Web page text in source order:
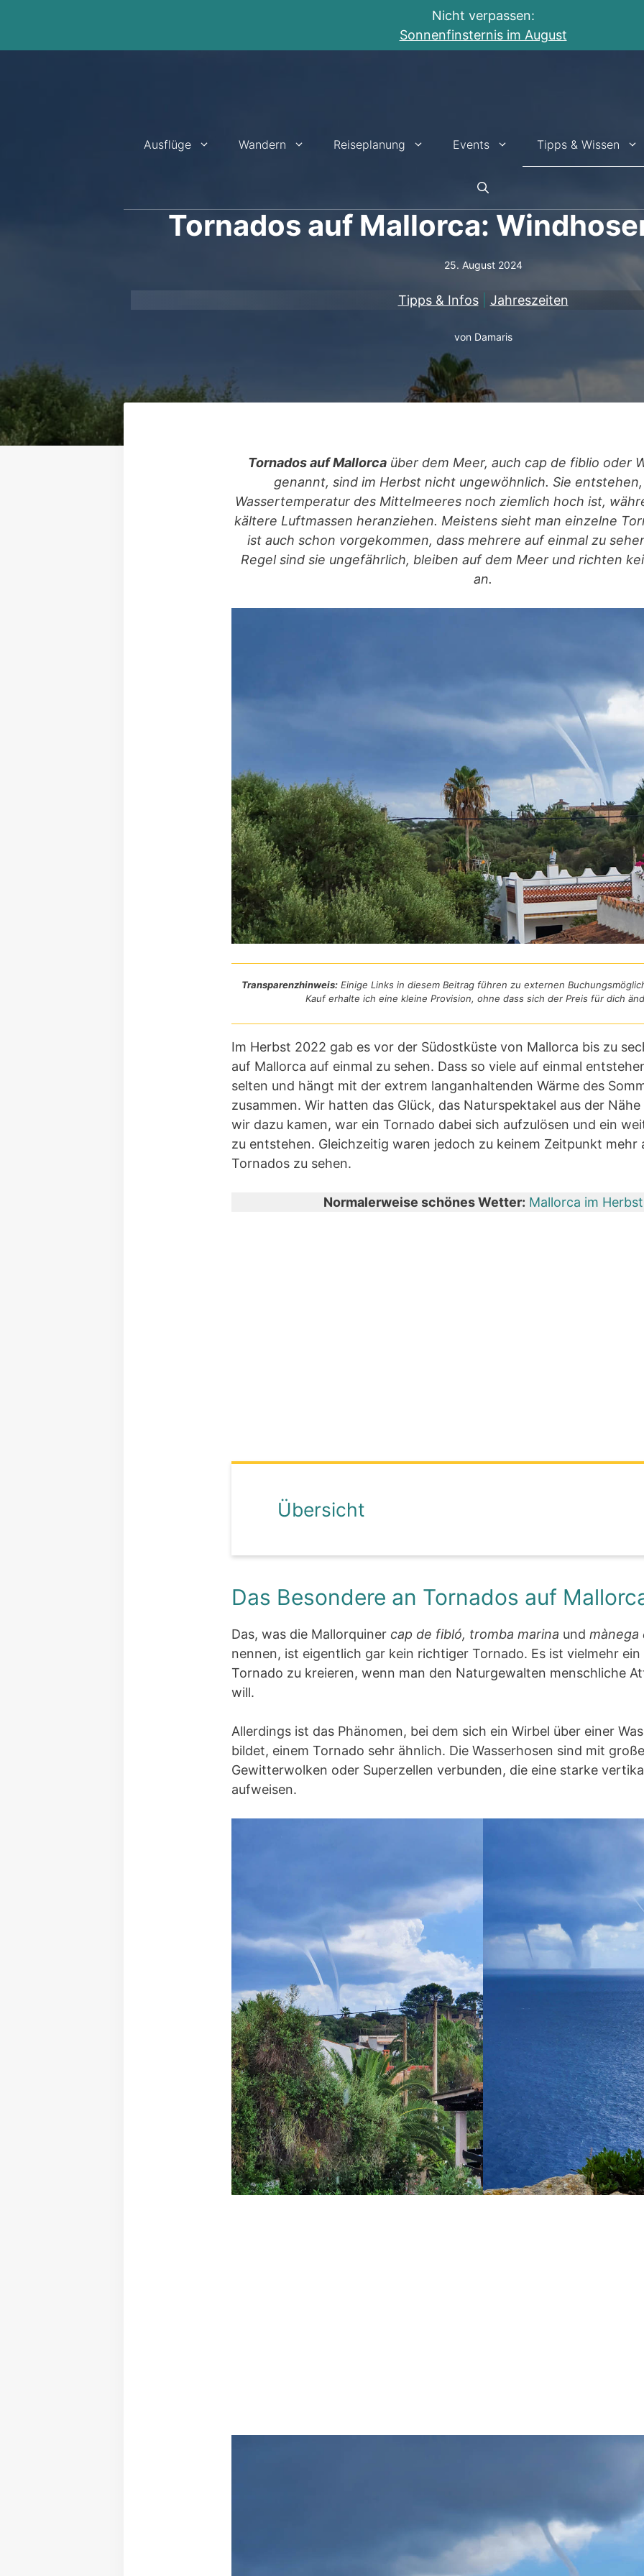
Nicht verpassen:
Sonnenfinsternis im August
Ausflüge Wandern Reiseplanung Events Tipps & Wissen
Tornados auf Mallorca:
25. August 2024
Tipps & Infos| Jahreszeiten
von Damaris
Tornados auf Mallorca über dem Meer, auch cap de fiblio oder
genannt, sind im Herbst nicht ungewöhnlich. Sie
Wassertemperatur des Mittelmeeres noch ziemlich hoch ist,
kältere Luftmassen heranziehen. Meistens sieht man einzelne
ist auch schon vorgekommen, dass mehrere auf einmal zu
Regel sind sie ungefährlich, bleiben auf dem Meer und richten
an.
Transparenzhinweis: Einige Links in diesem Beitrag führen zu externen
Kauf erhalte ich eine kleine Provision, ohne dass sich der Preis für dich
Im Herbst 2022 gab es vor der Südostküste von Mallorca bis zu
auf Mallorca auf einmal zu sehen. Dass so viele auf einmal
selten und hängt mit der extrem langanhaltenden Wärme des
zusammen. Wir hatten das Glück, das Naturspektakel aus der Nähe
wir dazu kamen, war ein Tornado dabei sich aufzulösen und ein
zu entstehen. Gleichzeitig waren jedoch zu keinem Zeitpunkt mehr
Tornados zu sehen.
Normalerweise schönes Wetter: Mallorca im Herbst
Übersicht
Das Besondere an Tornados auf
Das, was die Mallorquiner cap de fibló, tromba marina und mànega
nennen, ist eigentlich gar kein richtiger Tornado. Es ist vielmehr ein
Tornado zu kreieren, wenn man den Naturgewalten menschliche
will.
Allerdings ist das Phänomen, bei dem sich ein Wirbel über einer
bildet, einem Tornado sehr ähnlich. Die Wasserhosen sind mit
Gewitterwolken oder Superzellen verbunden, die eine starke
aufweisen.